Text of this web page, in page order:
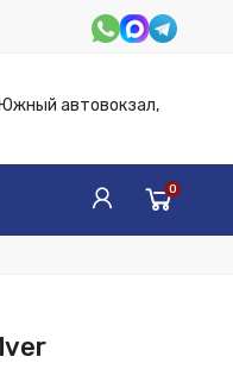
Южный автовокзал,
0